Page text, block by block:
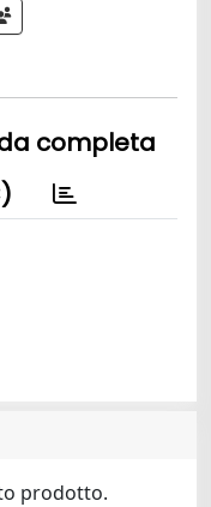
completa
prodotto.